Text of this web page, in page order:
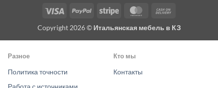
Visa PayPal Stripe MasterCard
Delivery
Copyright 2026 © Итальянская мебель в КЗ
Разное
Политика точности
Кто мы
Контакты